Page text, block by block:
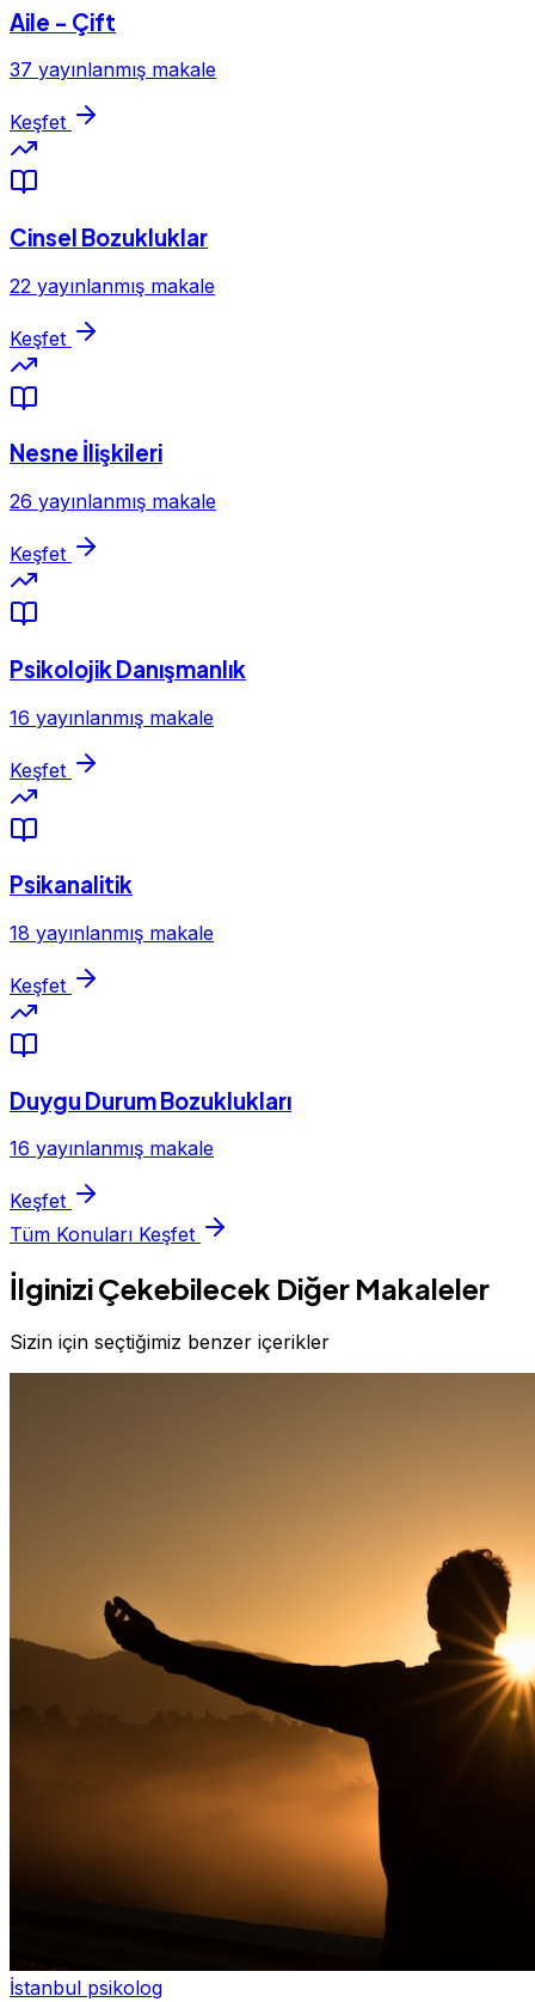
Aile - Çift
37 yayınlanmış makale
Keşfet
Cinsel Bozukluklar
22 yayınlanmış makale
Keşfet
Nesne İlişkileri
26 yayınlanmış makale
Keşfet
Psikolojik Danışmanlık
16 yayınlanmış makale
Keşfet
Psikanalitik
18 yayınlanmış makale
Keşfet
Duygu Durum Bozuklukları
16 yayınlanmış makale
Keşfet
Tüm Konuları Keşfet
İlginizi Çekebilecek Diğer Makaleler
Sizin için seçtiğimiz benzer içerikler
İstanbul psikolog